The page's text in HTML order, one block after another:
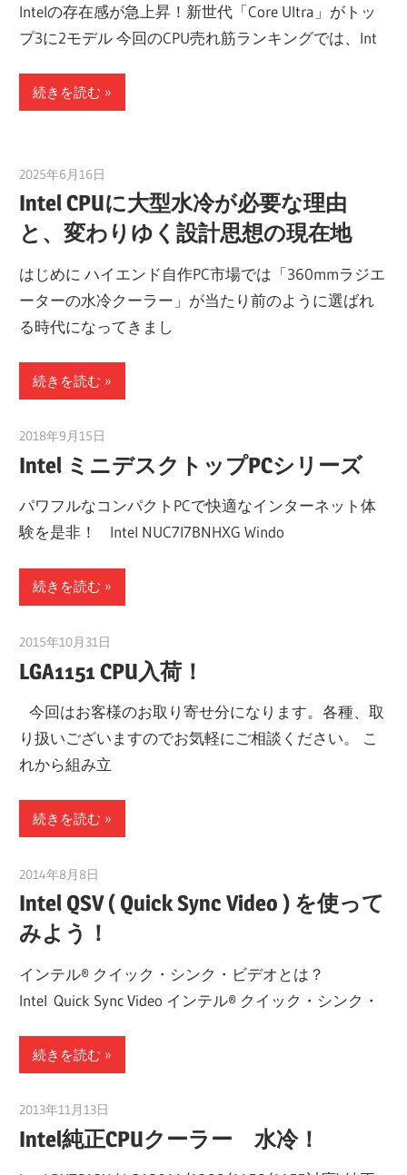
Intelの存在感が急上昇！新世代「Core Ultra」がトッ
プ3に2モデル 今回のCPU売れ筋ランキングでは、Int
続きを読む
2025年6月16日
Intel CPUに大型水冷が必要な理由
と、変わりゆく設計思想の現在地
はじめに ハイエンド自作PC市場では「360mmラジエ
ーターの水冷クーラー」が当たり前のように選ばれ
る時代になってきまし
続きを読む
2018年9月15日
Intel ミニデスクトップPCシリーズ
パワフルなコンパクトPCで快適なインターネット体
験を是非！ Intel NUC7I7BNHXG Windo
続きを読む
2015年10月31日
LGA1151 CPU入荷！
今回はお客様のお取り寄せ分になります。各種、取
り扱いございますのでお気軽にご相談ください。 こ
れから組み立
続きを読む
2014年8月8日
Intel QSV ( Quick Sync Video ) を使って
みよう！
インテル® クイック・シンク・ビデオとは？
Intel Quick Sync Video インテル® クイック・シンク・
続きを読む
2013年11月13日
Intel純正CPUクーラー 水冷！